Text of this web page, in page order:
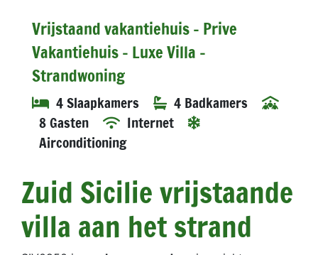
Vrijstaand vakantiehuis - Prive
Vakantiehuis - Luxe Villa -
Strandwoning
4 Slaapkamers
4 Badkamers
8 Gasten
Internet
Airconditioning
Zuid Sicilie vrijstaande
villa aan het strand